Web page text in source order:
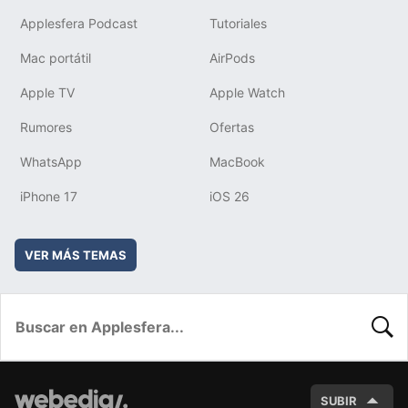
Applesfera Podcast Tutoriales
Mac portátil AirPods
Apple TV Apple Watch
Rumores Ofertas
WhatsApp MacBook
iPhone 17 iOS 26
VER MÁS TEMAS
SUBIR